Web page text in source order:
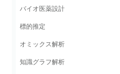
バイオ医薬設計
標的推定
オミックス解析
知識グラフ解析